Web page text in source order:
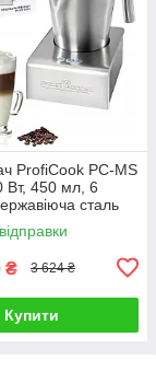
ProfiCook PC-MS
Вт, 450 мл, 6
сталь
₴ 3 624 ₴
Купити